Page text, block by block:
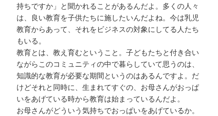
持ちですか」と聞かれることがあるんだよ。多くの人々
は、良い教育を子供たちに施したいんだよね。今は乳児
教育からあって、それをビジネスの対象にしてる人たち
もいる。
教育とは、教え育むということ。子どもたちと付き合い
ながらこのコミュニティの中で暮らしていて思うのは、
知識的な教育が必要な期間というのはあるんですよ。だ
けどそれと同時に、生まれてすぐの、お母さんがおっぱ
いをあげている時から教育は始まっているんだよ。
お母さんがどういう気持ちでおっぱいをあげているか。